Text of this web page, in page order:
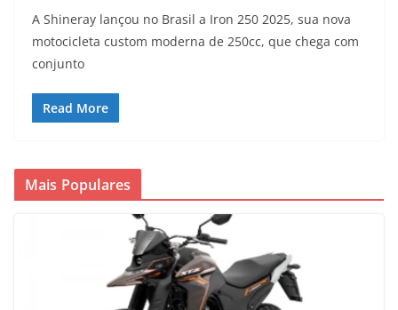
A Shineray lançou no Brasil a Iron 250 2025, sua nova
motocicleta custom moderna de 250cc, que chega com
conjunto
Read More
Mais Populares